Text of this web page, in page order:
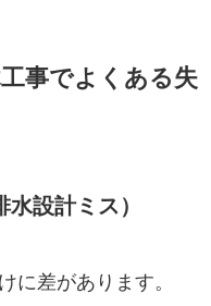
事でよくある失
設計ミス）
に差があります。